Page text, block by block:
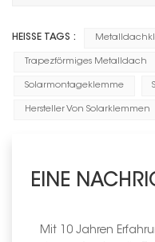
HEISSE TAGS :
Trapezförmiges Metalldach
Solarmontageklemme
Hersteller Von Solarklemmen
EINE
Mit 10 Jahren